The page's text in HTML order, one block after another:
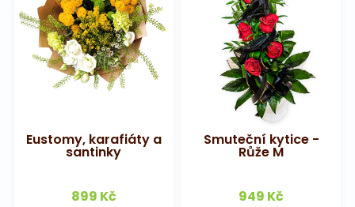
Eustomy, karafiáty a
santinky
899 Kč
Smuteční kytice -
Růže M
949 Kč